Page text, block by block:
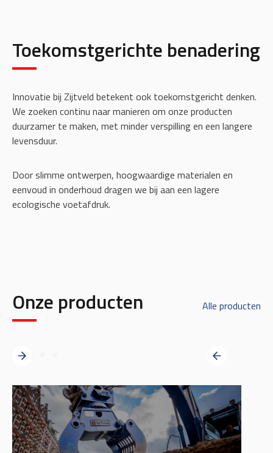
Toekomstgerichte benadering
Innovatie bij Zijtveld betekent ook toekomstgericht denken.
We zoeken continu naar manieren om onze producten
duurzamer te maken, met minder verspilling en een langere
levensduur.
Door slimme ontwerpen, hoogwaardige materialen en
eenvoud in onderhoud dragen we bij aan een lagere
ecologische voetafdruk.
Onze producten Alle producten